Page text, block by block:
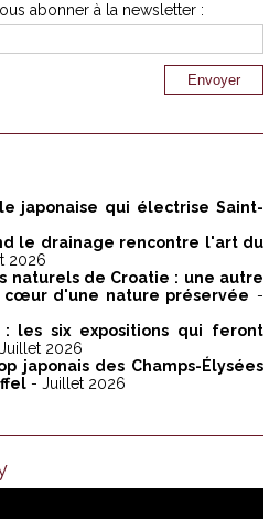
abonner à la newsletter :
japonaise qui électrise Saint-
le drainage rencontre l'art du
2026
naturels de Croatie : une autre
d'une nature préservée -
les six expositions qui feront
2026
japonais des Champs-Élysées
- Juillet 2026